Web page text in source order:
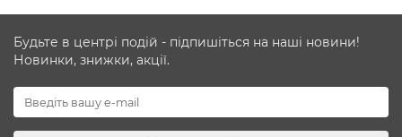
Будьте в центрі подій - підпишіться на наші новини!
Новинки, знижки, акції.